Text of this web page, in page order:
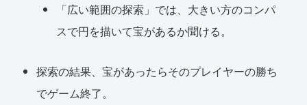
「広い範囲の探索」では、大きい方のコンパ
スで円を描いて宝があるか聞ける。
探索の結果、宝があったらそのプレイヤーの勝ち
でゲーム終了。